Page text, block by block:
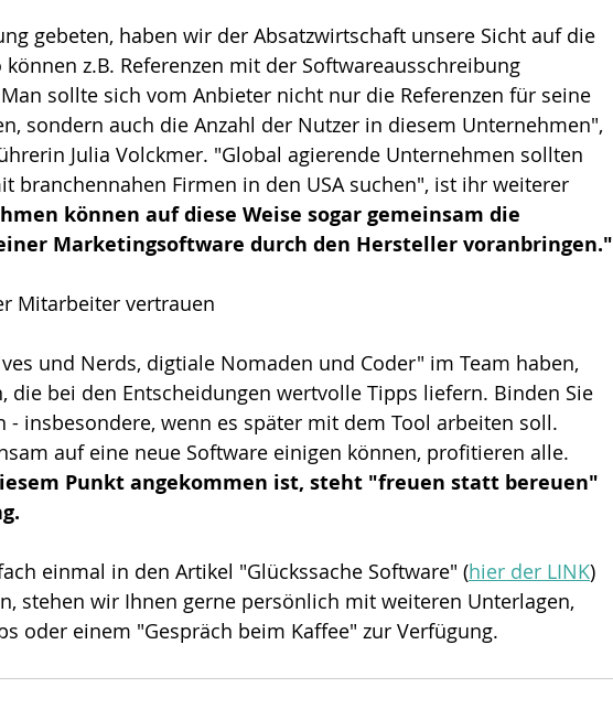
gebeten, haben wir der Absatzwirtschaft unsere Sicht auf die
z.B. Referenzen mit der Softwareausschreibung
sollte sich vom Anbieter nicht nur die Referenzen für seine
sondern auch die Anzahl der Nutzer in diesem Unternehmen",
Julia Volckmer. "Global agierende Unternehmen sollten
branchennahen Firmen in den USA suchen", ist ihr weiterer
können auf diese Weise sogar gemeinsam die
Marketingsoftware durch den Hersteller voranbringen."
Mitarbeiter vertrauen
und Nerds, digtiale Nomaden und Coder" im Team haben,
die bei den Entscheidungen wertvolle Tipps liefern. Binden Sie
- insbesondere, wenn es später mit dem Tool arbeiten soll.
auf eine neue Software einigen können, profitieren alle.
Punkt angekommen ist, steht "freuen statt bereuen"
einmal in den Artikel "Glückssache Software" (hier der LINK)
stehen wir Ihnen gerne persönlich mit weiteren Unterlagen,
oder einem "Gespräch beim Kaffee" zur Verfügung.